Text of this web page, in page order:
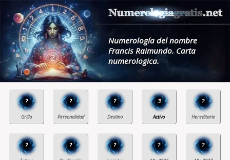
Numerología del nombre
Francis Raimundo. Carta
numerologica.
? ? ? 3 ?
? ? ? ? ?